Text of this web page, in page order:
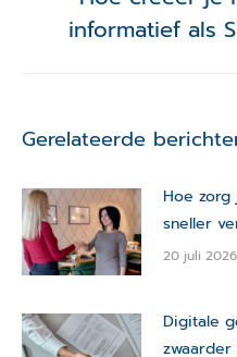
informatief als
Gerelateerde
Hoe
sneller
20 juli 2026
Digitale
zwaarder